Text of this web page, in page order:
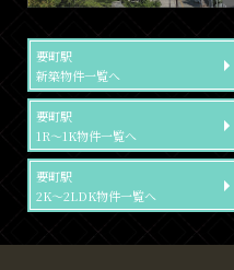
要町駅
新築物件一覧へ
要町駅
1R～1K物件一覧へ
要町駅
2K～2LDK物件一覧へ